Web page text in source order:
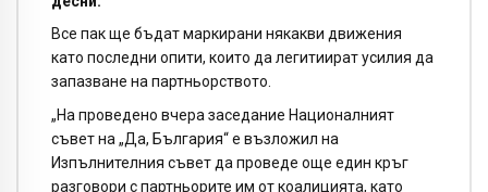
Все пак ще бъдат маркирани някакви движения
като последни опити, които да легитиират усилия да
запазване на партньорството.
„На проведено вчера заседание Националният
съвет на „Да, България“ е възложил на
Изпълнителния съвет да проведе още един кръг
разговори с партньорите им от коалицията, като